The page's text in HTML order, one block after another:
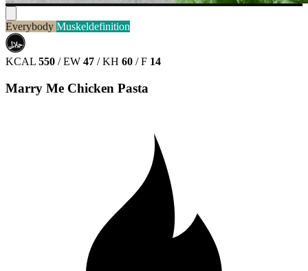
Everybody Muskeldefinition
حلال
HALAL
KCAL 550 / EW 47 / KH 60 / F 14
Marry Me Chicken Pasta